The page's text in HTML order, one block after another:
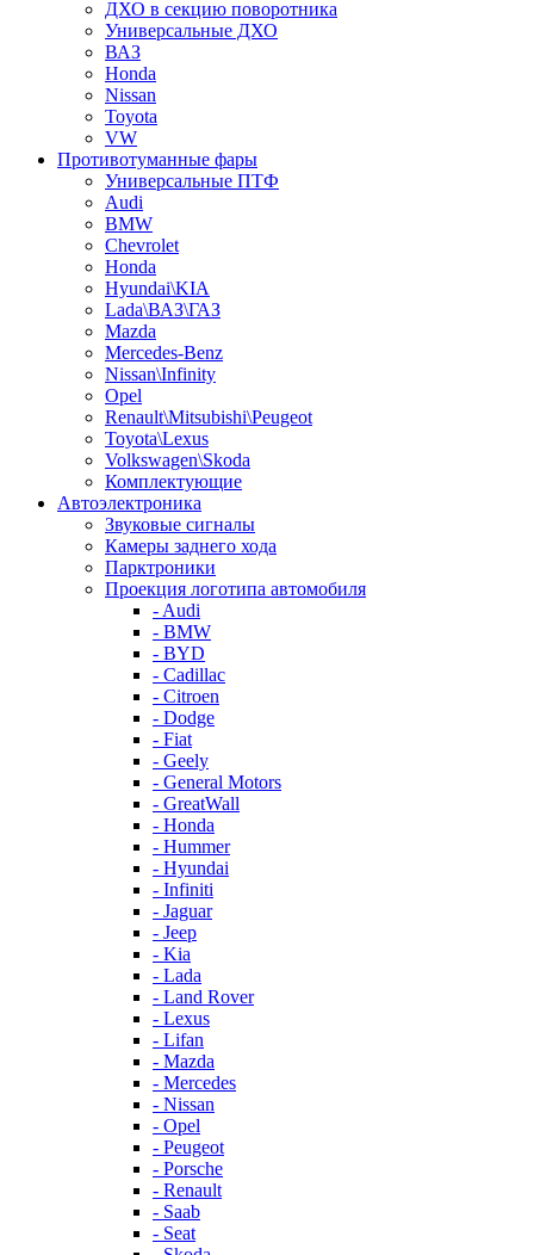
ДХО в секцию поворотника
Универсальные ДХО
ВАЗ
Honda
Nissan
Toyota
VW
Противотуманные фары
Универсальные ПТФ
Audi
BMW
Chevrolet
Honda
Hyundai\KIA
Lada\ВАЗ\ГАЗ
Mazda
Mercedes-Benz
Nissan\Infinity
Opel
Renault\Mitsubishi\Peugeot
Toyota\Lexus
Volkswagen\Skoda
Комплектующие
Автоэлектроника
Звуковые сигналы
Камеры заднего хода
Парктроники
Проекция логотипа автомобиля
- Audi
- BMW
- BYD
- Cadillac
- Citroen
- Dodge
- Fiat
- Geely
- General Motors
- GreatWall
- Honda
- Hummer
- Hyundai
- Infiniti
- Jaguar
- Jeep
- Kia
- Lada
- Land Rover
- Lexus
- Lifan
- Mazda
- Mercedes
- Nissan
- Opel
- Peugeot
- Porsche
- Renault
- Saab
- Seat